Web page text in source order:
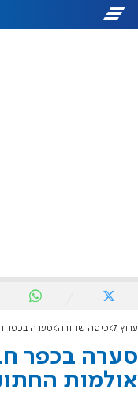
ערוץ 7 כיפה שחורה סערה בכפר
סערה בכפר
אולמות